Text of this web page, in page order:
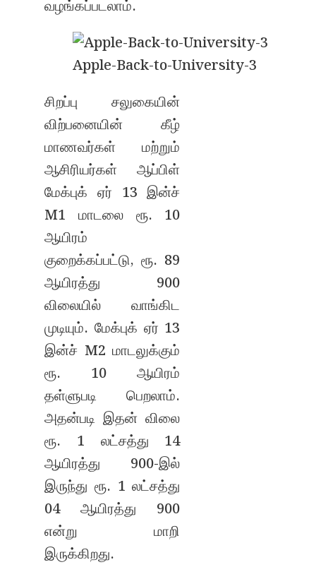
வழங்கப்படலாம்.
Apple-Back-to-University-3
சிறப்பு சலுகையின்
விற்பனையின் கீழ்
மாணவர்கள் மற்றும்
ஆசிரியர்கள் ஆப்பிள்
மேக்புக் ஏர் 13 இன்ச்
M1 மாடலை ரூ. 10
ஆயிரம்
குறைக்கப்பட்டு, ரூ. 89
ஆயிரத்து 900
விலையில் வாங்கிட
முடியும். மேக்புக் ஏர் 13
இன்ச் M2 மாடலுக்கும்
ரூ. 10 ஆயிரம்
தள்ளுபடி பெறலாம்.
அதன்படி இதன் விலை
ரூ. 1 லட்சத்து 14
ஆயிரத்து 900-இல்
இருந்து ரூ. 1 லட்சத்து
04 ஆயிரத்து 900
என்று மாறி
இருக்கிறது.